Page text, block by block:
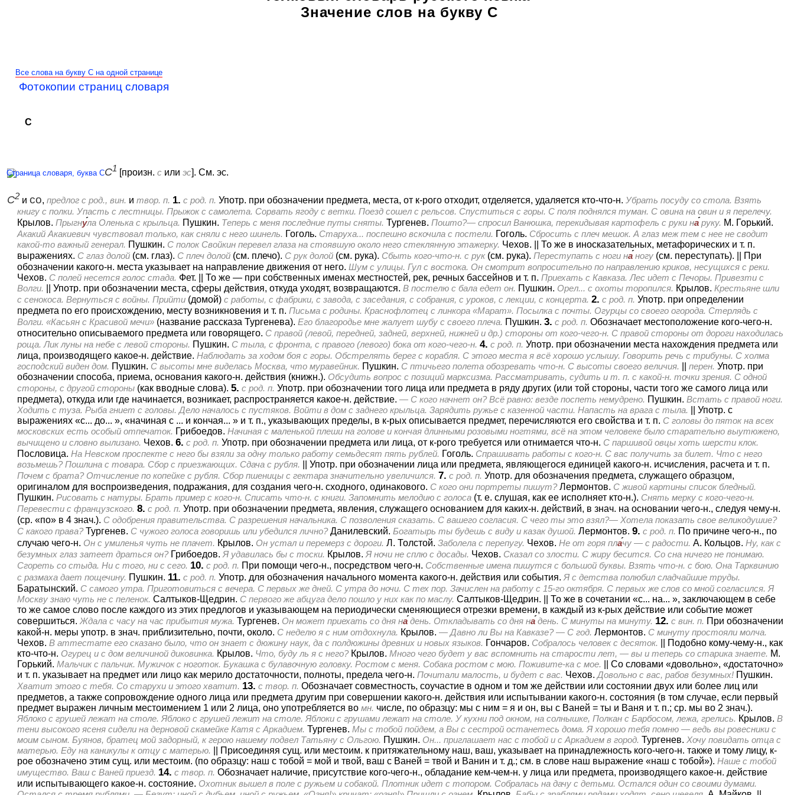
Значение слов на букву С
Все слова на букву С на одной странице
Фотокопии страниц словаря
С
С1 [произн. с или эс]. См. эс.
С2 и со, предлог с род., вин. и твор. п. 1. с род. п. Употр. при обозначении предмета, места, от к-рого отходит, отделяется, удаляется кто-что-н. Убрать посуду со стола. Взять
книгу с полки. Упасть с лестницы. Прыжок с самолета. Сорвать ягоду с ветки. Поезд сошел с рельсов. Спуститься с горы. С поля поднялся туман. С овина на овин и я перелечу.
Крылов. Прыгнула Оленька с крыльца. Пушкин. Теперь с меня последние путы сняты. Тургенев. Пошто?— спросил Ванюшка, перекидывая картофель с руки на руку. М. Горький.
Акакий Акакиевич чувствовал только, как сняли с него шинель. Гоголь. Старуха... поспешно вскочила с постели. Гоголь. Сбросить с плеч мешок. А глаз меж тем с нее не сводит
какой-то важный генерал. Пушкин. С полок Свойкин перевел глаза на стоявшую около него стеклянную этажерку. Чехов.
То же в иносказательных, метафорических и т. п.
выражениях. С глаз долой (см. глаз). С плеч долой (см. плечо). С рук долой (см. рука). Сбыть кого-что-н. с рук (см. рука). Переступать с ноги на ногу (см. переступать).
При
обозначении какого-н. места указывает на направление движения от него. Шум с улицы. Гул с востока. Он смотрит вопросительно по направлению криков, несущихся с реки.
Чехов. С полей несется голос стада. Фет. То же — при собственных именах местностей, рек, речных бассейнов и т. п. Приехать с Кавказа. Лес идет с Печоры. Привезти с
Волги.
Употр. при обозначении места, сферы действия, откуда уходят, возвращаются. В постелю с бала едет он. Пушкин. Орел... с охоты торопился. Крылов. Крестьяне шли
с сенокоса. Вернуться с войны. Прийти (домой) с работы, с фабрики, с завода, с заседания, с собрания, с уроков, с лекции, с концерта. 2. с род. п. Употр. при определении
предмета по его происхождению, месту возникновения и т. п. Письма с родины. Краснофлотец с линкора «Марат». Посылка с почты. Огурцы со своего огорода. Стерлядь с
Волги. «Касьян с Красивой мечи» (название рассказа Тургенева). Его благородье мне жалует шубу с своего плеча. Пушкин. 3. с род. п. Обозначает местоположение кого-чего-н.
относительно описываемого предмета или говорящего. С правой (левой, передней, задней, верхней, нижней и др.) стороны от кого-чего-н. С правой стороны от дороги находилась
роща. Лик луны на небе с левой стороны. Пушкин. С тыла, с фронта, с правого (левого) бока от кого-чего-н. 4. с род. п. Употр. при обозначении места нахождения предмета или
лица, производящего какое-н. действие. Наблюдать за ходом боя с горы. Обстрелять берег с корабля. С этого места я всё хорошо услышу. Говорить речь с трибуны. С холма
господский виден дом. Пушкин. С высоты мне виделась Москва, что муравейник. Пушкин. С птичьего полета обозревать что-н. С высоты своего величия. перен. Употр. при
обозначении способа, приема, основания какого-н. действия (книжн.). Обсудить вопрос с позиций марксизма. Рассматривать, судить и т. п. с какой-н. точки зрения. С одной
стороны, с другой стороны (как вводные слова). 5. с род. п. Употр. при обозначении того лица или предмета в ряду других (или той стороны, части того же самого лица или
предмета), откуда или где начинается, возникает, распространяется какое-н. действие. — С кого начнет он? Всё равно: везде поспеть немудрено. Пушкин. Встать с правой ноги.
Ходить с туза. Рыба гниет с головы. Дело началось с пустяков. Войти в дом с заднего крыльца. Зарядить ружье с казенной части. Напасть на врага с тыла.
Употр. с
выражениях «с... до... », «начиная с ... и кончая... » и т. п., указывающих пределы, в к-рых описывается предмет, перечисляются его свойства и т. п. С головы до пяток на всех
московских есть особый отпечаток. Грибоедов. Начиная с маленькой плеши на голове и кончая длинными розовыми ногтями, всё на этом человеке было старательно выутюжено,
вычищено и словно вылизано. Чехов. 6. с род. п. Употр. при обозначении предмета или лица, от к-рого требуется или отнимается что-н. С паршивой овцы хоть шерсти клок.
Пословица. На Невском проспекте с него бы взяли за одну только работу семьдесят пять рублей. Гоголь. Спрашивать работы с кого-н. С вас получить за билет. Что с него
возьмешь? Пошлина с товара. Сбор с приезжающих. Сдача с рубля.
Употр. при обозначении лица или предмета, являющегося единицей какого-н. исчисления, расчета и т. п.
Почем с брата? Отчисление по копейке с рубля. Сбор пшеницы с гектара значительно увеличился. 7. с род. п. Употр. для обозначения предмета, служащего образцом,
оригиналом для воспроизведения, подражания, для создания чего-н. сходного, одинакового. С кого они портреты пишут?Лермонтов. С живой картины список бледный.
Пушкин. Рисовать с натуры. Брать пример с кого-н. Списать что-н. с книги. Запомнить мелодию с голоса (т. е. слушая, как ее исполняет кто-н.). Снять мерку с кого-чего-н.
Перевести с французского. 8. с род. п. Употр. при обозначении предмета, явления, служащего основанием для каких-н. действий, в знач. на основании чего-н., следуя чему-н.
(ср. «по» в 4 знач.). С одобрения правительства. С разрешения начальника. С позволения сказать. С вашего согласия. С чего ты это взял?— Хотела показать свое великодушие?
С какого права?Тургенев. С чужого голоса говоришь или убедился лично?Данилевский. Богатырь ты будешь с виду и казак душой. Лермонтов. 9. с род. п. По причине чего-н., по
случаю чего-н. Он с умиленья чуть не плачет. Крылов. Он устал и перемерз с дороги. Л. Толстой. Заболела с перепугу. Чехов. Не от горя плачу — с радости. А. Кольцов. Ну, как с
безумных глаз затеет драться он?Грибоедов. Я удавилась бы с тоски. Крылов. Я ночи не сплю с досады. Чехов. Сказал со злости. С жиру бесится. Со сна ничего не понимаю.
Сгореть со стыда. Ни с того, ни с сего. 10. с род. п. При помощи чего-н., посредством чего-н. Собственные имена пишутся с большой буквы. Взять что-н. с бою. Она Тарквинию
с размаха дает пощечину. Пушкин. 11. с род. п. Употр. для обозначения начального момента какого-н. действия или события. Я с детства полюбил сладчайшие труды.
Баратынский. С самого утра. Приготовиться с вечера. С первых же дней. С утра до ночи. С тех пор. Зачислен на работу с 15-го октября. С первых же слов со мной согласился. Я
Москву знаю чуть не с пеленок. Салтыков-Щедрин. С первого же абцуга дело пошло у них как по маслу. Салтыков-Щедрин.
То же в сочетании «с... на... », заключающем в себе
то же самое слово после каждого из этих предлогов и указывающем на периодически сменяющиеся отрезки времени, в каждый из к-рых действие или событие может
совершиться. Ждала с часу на час прибытия мужа. Тургенев. Он может приехать со дня на день. Откладывать со дня на день. С минуты на минуту. 12. с вин. п. При обозначении
какой-н. меры употр. в знач. приблизительно, почти, около. С неделю я с ним отдохнула. Крылов. — Давно ли Вы на Кавказе? — С год. Лермонтов. С минуту простояли молча.
Чехов. В аттестате его сказано было, что он знает с дюжину наук, да с полдюжины древних и новых языков. Гончаров. Собралось человек с десяток.
Подобно кому-чему-н., как
кто-что-н. Огурец и с дом величиной диковинка. Крылов. Что, буду ль я с него?Крылов. Много чего будет у вас вспомнить на старости лет, — вы и теперь со старика знаете. М.
Горький. Мальчик с пальчик. Мужичок с ноготок. Букашка с булавочную головку. Ростом с меня. Собака ростом с мою. Поживите-ка с мое.
Со словами «довольно», «достаточно»
и т. п. указывает на предмет или лицо как мерило достаточности, полноты, предела чего-н. Почитали малость, и будет с вас. Чехов. Довольно с вас, рабов безумных! Пушкин.
Хватит этого с тебя. Со старухи и этого хватит. 13. с твор. п. Обозначает совместность, соучастие в одном и том же действии или состоянии двух или более лиц или
предметов, а также сопровождение одного лица или предмета другим при совершении какого-н. действия или испытывании какого-н. состояния (в том случае, если первый
предмет выражен личным местоимением 1 или 2 лица, оно употребляется во мн. числе, по образцу: мы с ним = я и он, вы с Ваней = ты и Ваня и т. п.; ср. мы во 2 знач.).
Яблоко с грушей лежат на столе. Яблоко с грушей лежит на столе. Яблоки с грушами лежат на столе. У кухни под окном, на солнышке, Полкан с Барбосом, лежа, грелись. Крылов. В
тени высокого ясеня сидели на дерновой скамейке Катя с Аркадием. Тургенев. Мы с тобой пойдем, а Вы с сестрой останетесь дома. Я хорошо тебя помню — ведь вы ровесники с
моим сыном. Буянов, братец мой задорный, к герою нашему подвел Татьяну с Ольгою. Пушкин. Он... приглашает нас с тобой и с Аркадием в город. Тургенев. Хочу повидать отца с
матерью. Еду на каникулы к отцу с матерью.
Присоединяя сущ. или местоим. к притяжательному наш, ваш, указывает на принадлежность кого-чего-н. также и тому лицу, к-
рое обозначено этим сущ. или местоим. (по образцу: наш с тобой = мой и твой, ваш с Ваней = твой и Ванин и т. д.; см. в слове наш выражение «наш с тобой»). Наше с тобой
имущество. Ваш с Ваней приезд. 14. с твор. п. Обозначает наличие, присутствие кого-чего-н., обладание кем-чем-н. у лица или предмета, производящего какое-н. действие
или испытывающего какое-н. состояние. Охотник вышел в поле с ружьем и собакой. Плотник идет с топором. Собралась на дачу с детьми. Остался один со своими думами.